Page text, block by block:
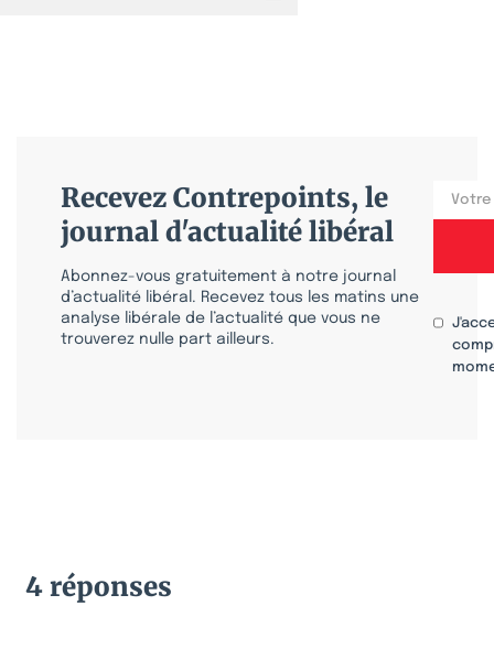
Recevez Contrepoints, le
journal d'actualité libéral
Abonnez-vous gratuitement à notre journal
d’actualité libéral. Recevez tous les matins une
analyse libérale de l’actualité que vous ne
trouverez nulle part ailleurs.
4 réponses